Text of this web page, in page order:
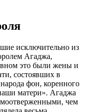
исключительно из
Агаджа,
это были жены и
состоявших в
фон, коренного
матери». Агаджа
чем